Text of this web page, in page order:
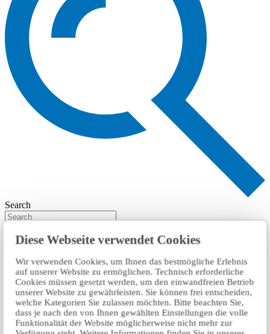
Diese Webseite verwendet Cookies
Wir verwenden Cookies, um Ihnen das bestmögliche Erlebnis
auf unserer Website zu ermöglichen. Technisch erforderliche
Cookies müssen gesetzt werden, um den einwandfreien Betrieb
unserer Website zu gewährleisten. Sie können frei entscheiden,
welche Kategorien Sie zulassen möchten. Bitte beachten Sie,
dass je nach den von Ihnen gewählten Einstellungen die volle
Funktionalität der Website möglicherweise nicht mehr zur
Search